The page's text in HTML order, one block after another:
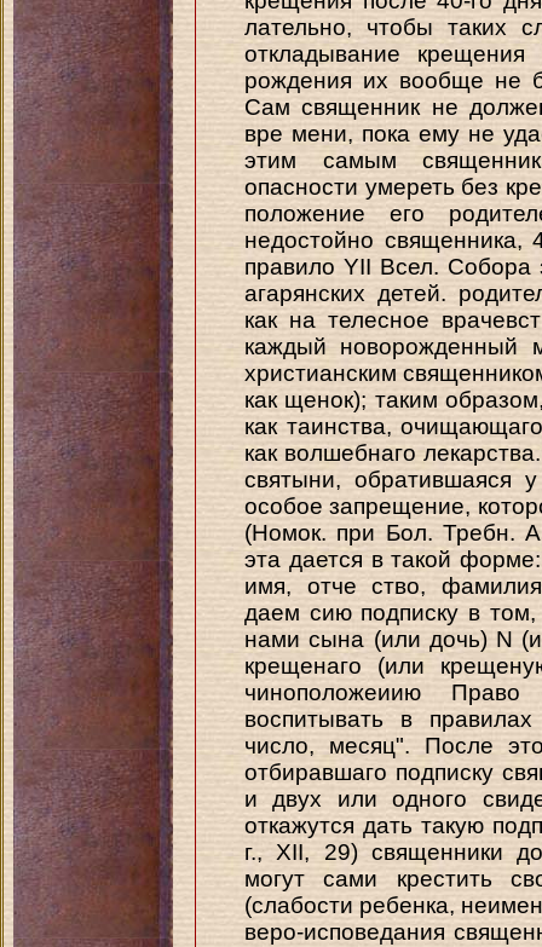
лательно, чтобы таких
откладывание
рождения их вообще не
Сам священник не
вре мени, пока ему не
этим самым
опасности умереть без
положение его
недостойно священника,
правило YII Всел. Собора
агарянских детей.
как на телесное
каждый новорожденный
христианским
как щенок); таким
как таинства,
как волшебнаго
святыни, обратившаяся
особое запрещение,
(Номок. при Бол. Требн.
эта дается в такой
имя, отче ство,
даем сию подписку в
нами сына (или дочь) N
крещенаго (или
чиноположеиию
воспитывать в
число, месяц". После
отбиравшаго подписку
и двух или одного
откажутся дать такую
г., XII, 29) священники
могут сами крестить
(слабости ребенка,
веро-исповедания